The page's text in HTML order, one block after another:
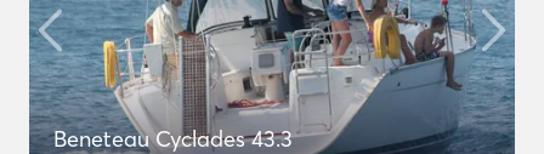
Beneteau Cyclades 43.3